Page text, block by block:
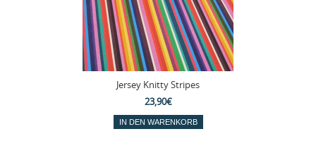
Jersey Knitty Stripes
23,90€